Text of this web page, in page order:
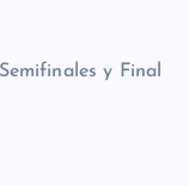
y Final